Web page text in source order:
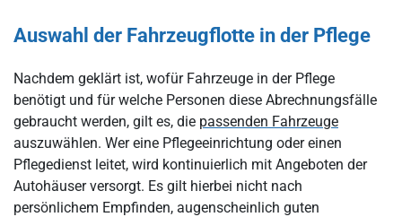
Auswahl der Fahrzeugflotte in der Pflege
Nachdem geklärt ist, wofür Fahrzeuge in der Pflege
benötigt und für welche Personen diese Abrechnungsfälle
gebraucht werden, gilt es, die passenden Fahrzeuge
auszuwählen. Wer eine Pflegeeinrichtung oder einen
Pflegedienst leitet, wird kontinuierlich mit Angeboten der
Autohäuser versorgt. Es gilt hierbei nicht nach
persönlichem Empfinden, augenscheinlich guten